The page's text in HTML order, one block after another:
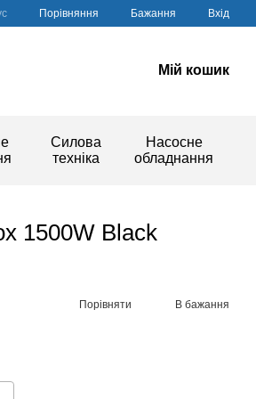
Порівняння Бажання Вхід
Мій кошик
Силова
техніка
Насосне
обладнання
1500W Black
Порівняти В бажання